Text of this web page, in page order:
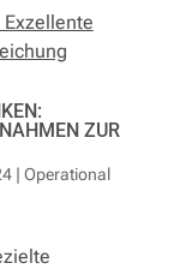
ZUR Z
| Operational